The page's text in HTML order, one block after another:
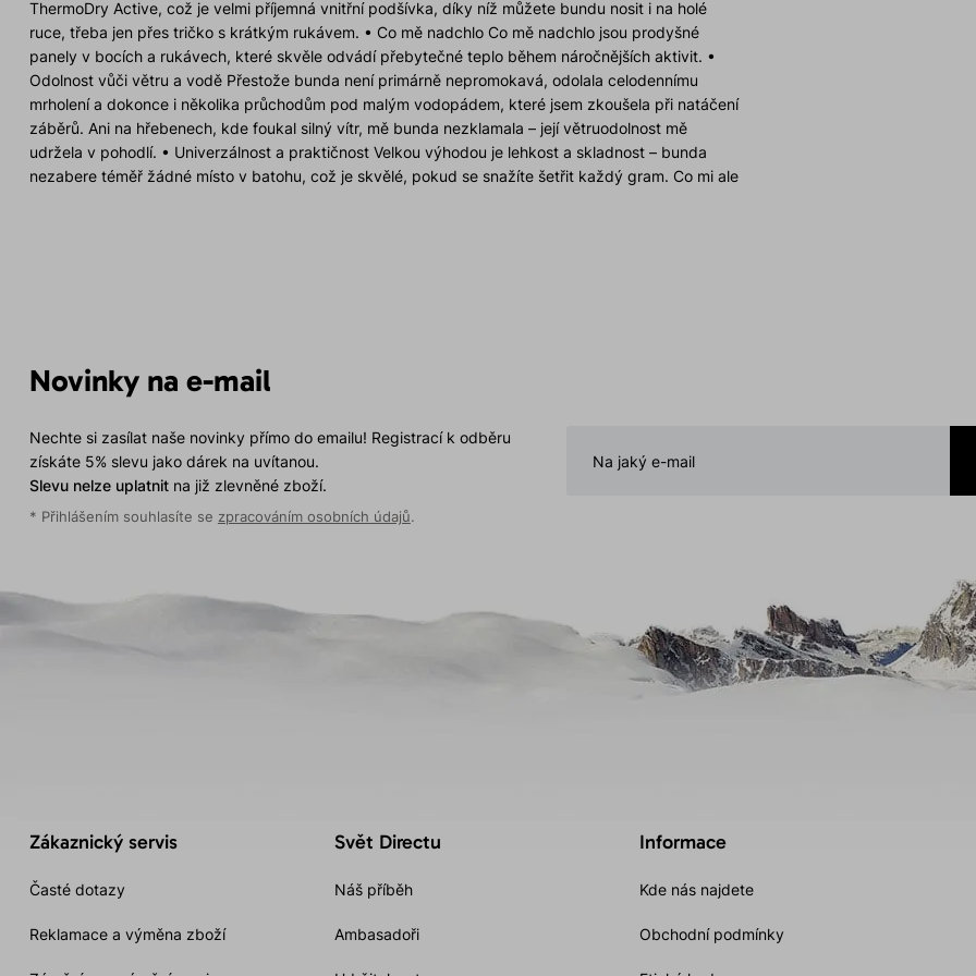
ThermoDry Active, což je velmi příjemná vnitřní podšívka, díky níž můžete bundu nosit i na holé
ruce, třeba jen přes tričko s krátkým rukávem. • Co mě nadchlo Co mě nadchlo jsou prodyšné
panely v bocích a rukávech, které skvěle odvádí přebytečné teplo během náročnějších aktivit. •
Odolnost vůči větru a vodě Přestože bunda není primárně nepromokavá, odolala celodennímu
mrholení a dokonce i několika průchodům pod malým vodopádem, které jsem zkoušela při natáčení
záběrů. Ani na hřebenech, kde foukal silný vítr, mě bunda nezklamala – její větruodolnost mě
udržela v pohodlí. • Univerzálnost a praktičnost Velkou výhodou je lehkost a skladnost – bunda
nezabere téměř žádné místo v batohu, což je skvělé, pokud se snažíte šetřit každý gram. Co mi ale
BORA Lady 0.2 je tou správnou volbou. Já už se těším, až ji provětrám nejen v horách, ale i na
ferratách či sněžnicových túrách. Tento kousek rozhodně doporučuji! Hana Benešová
Novinky na e-mail
Nechte si zasílat naše novinky přímo do emailu! Registrací k odběru
získáte 5% slevu jako dárek na uvítanou.
Slevu nelze uplatnitna již zlevněné zboží.
* Přihlášením souhlasíte se zpracováním osobních údajů.
Zákaznický servis
Časté dotazy
Reklamace a výměna zboží
Svět Directu
Náš příběh
Ambasadoři
Informace
Kde nás najdete
Obchodní podmínky